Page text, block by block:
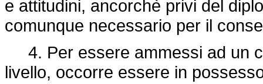
e attitudini, ancorchè privi del
comunque necessario per il
4. Per essere ammessi ad un
livello, occorre essere in